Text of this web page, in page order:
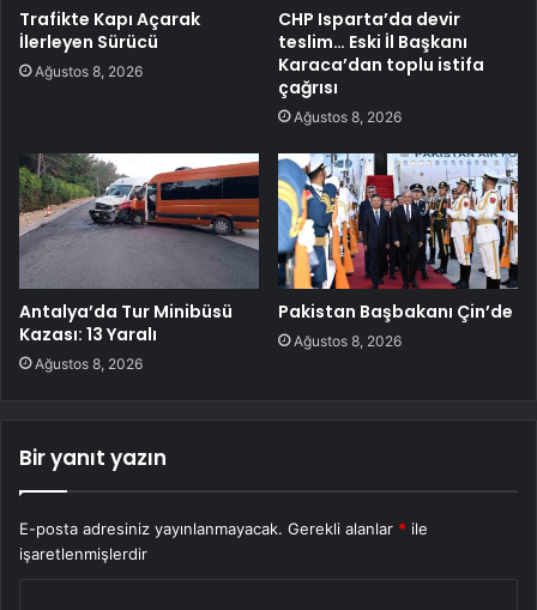
Trafikte Kapı Açarak
İlerleyen Sürücü
Ağustos 8, 2026
CHP Isparta’da devir
teslim… Eski İl Başkanı
Karaca’dan toplu istifa
çağrısı
Ağustos 8, 2026
Antalya’da Tur Minibüsü
Kazası: 13 Yaralı
Ağustos 8, 2026
Pakistan Başbakanı Çin’de
Ağustos 8, 2026
Bir yanıt yazın
E-posta adresiniz yayınlanmayacak. Gerekli alanlar * ile
işaretlenmişlerdir